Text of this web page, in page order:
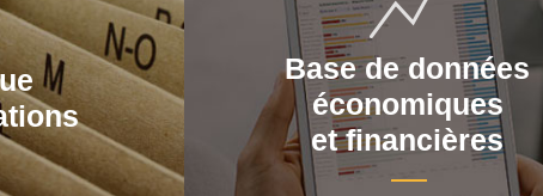
Base de données
économiques
et financières